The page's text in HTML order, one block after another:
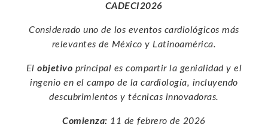
CADECI2026
Considerado uno de los eventos cardiológicos más
relevantes de México y Latinoamérica.
Elobjetivo principal es compartir la genialidad y el
ingenio en el campo de la cardiología, incluyendo
descubrimientos y técnicas innovadoras.
Comienza: 11 de febrero de 2026